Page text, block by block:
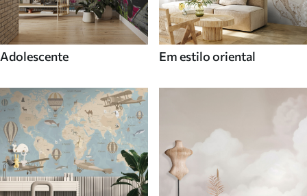
Adolescente Em estilo oriental